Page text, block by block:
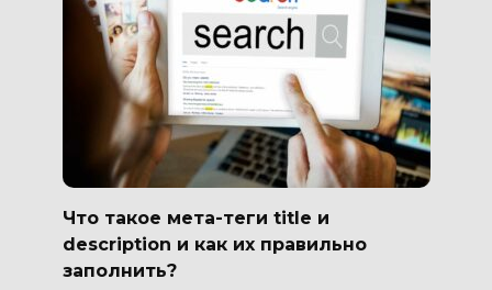
Что такое мета-теги title и
description и как их правильно
заполнить?